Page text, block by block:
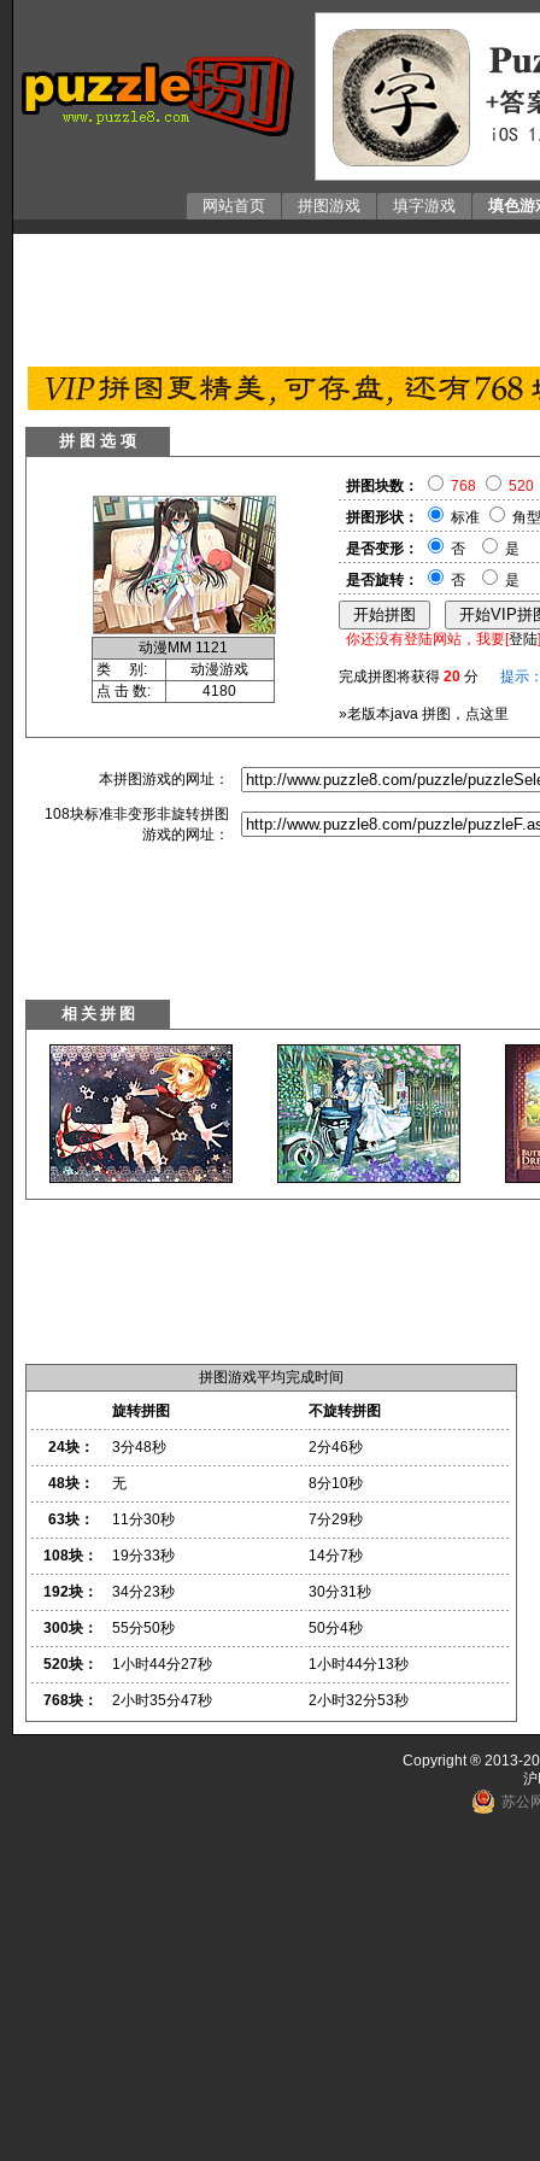
网站首页 拼图游戏 填字游戏 填色游
拼 图 选 项
动漫MM 1121
类 别:
动漫游戏
点 击 数:
4180
拼图块数： 768
520
拼图形状：
标准
角型
是否变形：
否
是
是否旋转：
否 是
你还没有登陆网站，我要[登陆
完成拼图将获得 20 分 提示
»老版本java 拼图，点这里
本拼图游戏的网址：
108块标准非变形非旋转拼图
游戏的网址：
拼图游戏平均完成时间
旋转拼图
不旋转拼图
24块： 3分48秒 2分46秒
48块： 无 8分10秒
63块： 11分30秒 7分29秒
108块： 19分33秒 14分7秒
192块： 34分23秒 30分31秒
300块： 55分50秒 50分4秒
520块： 1小时44分27秒 1小时44分13秒
768块： 2小时35分47秒 2小时32分53秒
Copyright ® 2013-
苏公